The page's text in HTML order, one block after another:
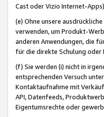
Cast oder Vizio Internet-
(e) Ohne unsere
verwenden, um Produkt-
anderen Anwendungen, die
für die direkte Schulung oder
(f) Sie werden (i) nicht in
entsprechenden Versuch
Kontaktaufnahme mit
API, Datenfeeds,
Eigentumsrechte oder